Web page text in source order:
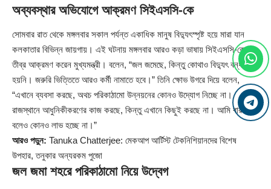
অব্যবস্থার অভিযোগে আক্রমণ সিইএসসি-কে
সোমবার রাত থেকে মঙ্গলবার সকাল পর্যন্ত একাধিক মানুষ বিদ্যুৎস্পৃষ্ট হয়ে মারা যান
কলকাতার বিভিন্ন জায়গায়। এই ঘটনায় মঙ্গলবার আরও কড়া ভাষায় সিইএসসি-কে
তীব্র আক্রমণ করেন মুখ্যমন্ত্রী। বলেন, “জল জমেছে, কিন্তু কোথাও বিদ্যুৎ বন্ধ করা
হয়নি। জরুরি ভিত্তিতে আরও কর্মী নামাতে হবে।” তিনি ক্ষোভ উগরে দিয়ে বলেন,
“এখানে ব্যবসা করছে, অথচ পরিকাঠামো উন্নয়নের কোনও উদ্যোগ নিচ্ছে না।
রাজস্থানে আধুনিকীকরণের কাজ করছে, কিন্তু এখানে কিছুই করছে না। আমি বারবার
বলেও কোনও লাভ হচ্ছে না।”
আরও পড়ুন: Tanuka Chatterjee: মেকআপ আর্টিস্ট টেকনিশিয়ানদের বিশেষ
উপহার, তনুকার অন্যরকম পুজো
জল জমা শহরে পরিকাঠামো নিয়ে উদ্বেগ